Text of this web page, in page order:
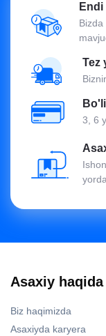
Tez
3, 6
Asaxiy haqida
Biz haqimizda
Asaxiyda karyera